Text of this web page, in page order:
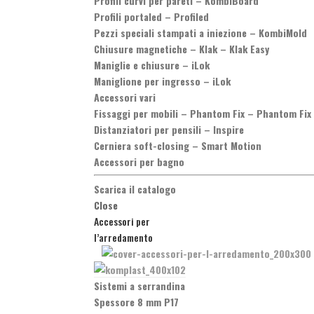
Profili portaled – Profiled
Pezzi speciali stampati a iniezione – KombiMold
Chiusure magnetiche – Klak – Klak Easy
Maniglie e chiusure – iLok
Maniglione per ingresso – iLok
Accessori vari
Fissaggi per mobili – Phantom Fix – Phantom
Distanziatori per pensili – Inspire
Cerniera soft-closing – Smart Motion
Accessori per bagno
Scarica il catalogo
Close
Accessori per
l’arredamento
Sistemi a serrandina
Spessore 8 mm P17